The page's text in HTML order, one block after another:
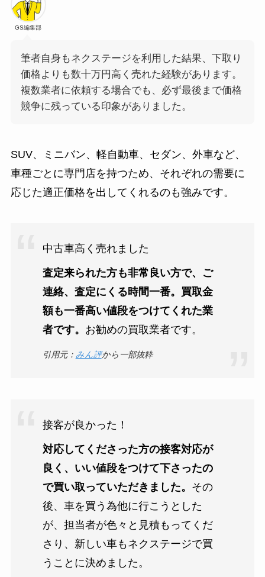
GS編集部
筆者自身もネクステージを利用した結果、下取り
価格よりも数十万円高く売れた経験があります。
複数業者に依頼する場合でも、必ず最後まで価格
競争に残っている印象がありました。
SUV、ミニバン、軽自動車、セダン、外車など、
車種ごとに専門店を持つため、それぞれの需要に
応じた適正価格を出してくれるのも強みです。
中古車高く売れました
査定来られた方も非常良い方で、ご
連絡、査定にくる時間一番。買取金
額も一番高い値段をつけてくれた業
者です。 お勧めの買取業者です。
引用元： みん評から一部抜粋
接客が良かった！
対応してくださった方の接客対応が
良く、いい値段をつけて下さったの
で買い取っていただきました。 その
後、車を買う為他に行こうとした
が、担当者が色々と見積もってくだ
さり、新しい車もネクステージで買
うことに決めました。